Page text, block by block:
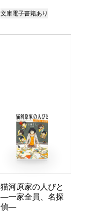
文庫電子書籍あり
猫河原家の人びと
―一家全員、名探
偵―